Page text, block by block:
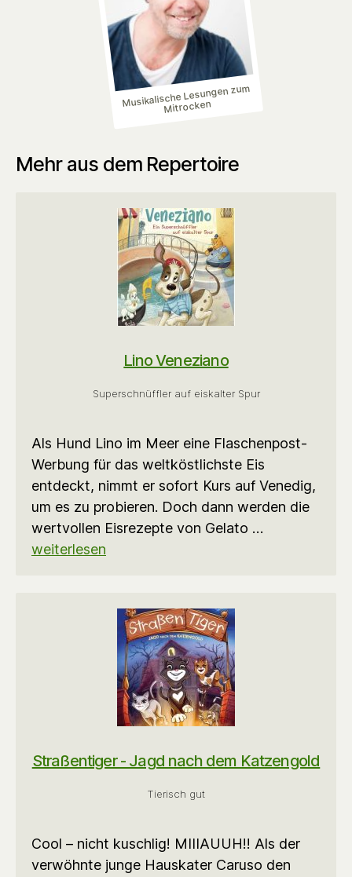
Musikalische Lesungen zum
Mitrocken
Mehr aus dem Repertoire
Lino Veneziano
Superschnüffler auf eiskalter Spur
Als Hund Lino im Meer eine Flaschenpost-
Werbung für das weltköstlichste Eis
entdeckt, nimmt er sofort Kurs auf Venedig,
um es zu probieren. Doch dann werden die
wertvollen Eisrezepte von Gelato …
weiterlesen
Straßentiger - Jagd nach dem Katzengold
Tierisch gut
Cool – nicht kuschlig! MIIIAUUH!! Als der
verwöhnte junge Hauskater Caruso den